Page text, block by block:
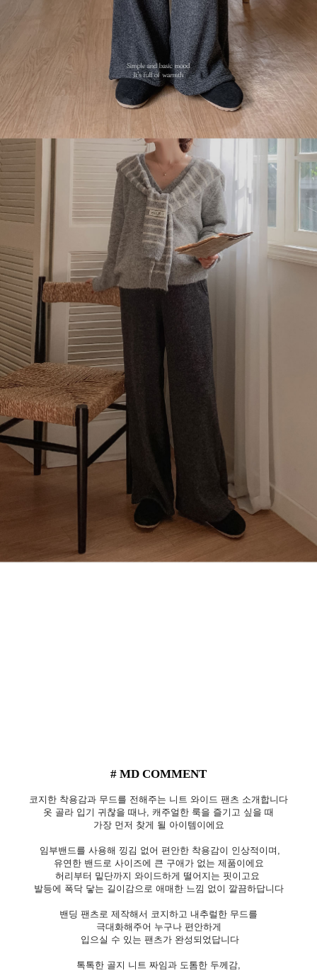
# MD COMMENT
코지한 착용감과 무드를 전해주는 니트 와이드 팬츠 소개합니다
옷 골라 입기 귀찮을 때나, 캐주얼한 룩을 즐기고 싶을 때
가장 먼저 찾게 될 아이템이에요
임부밴드를 사용해 낑김 없어 편안한 착용감이 인상적이며,
유연한 밴드로 사이즈에 큰 구애가 없는 제품이에요
허리부터 밑단까지 와이드하게 떨어지는 핏이고요
발등에 폭닥 닿는 길이감으로 애매한 느낌 없이 깔끔하답니다
밴딩 팬츠로 제작해서 코지하고 내추럴한 무드를
극대화해주어 누구나 편안하게
입으실 수 있는 팬츠가 완성되었답니다
톡톡한 골지 니트 짜임과 도톰한 두께감,